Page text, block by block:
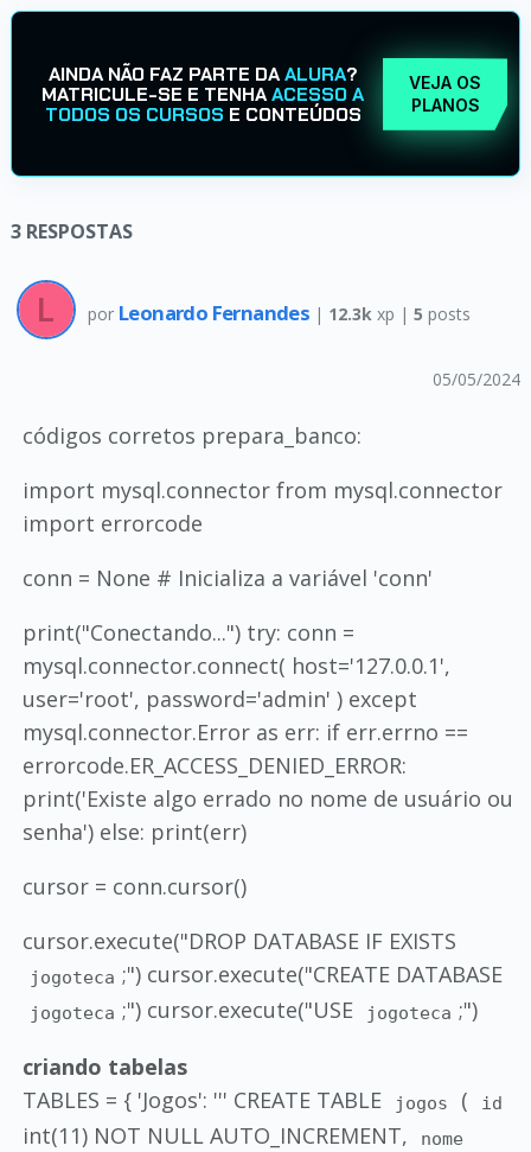
AINDA NÃO FAZ PARTE DAALURA?
MATRICULE-SE E TENHAACESSO A
TODOS OS CURSOS E CONTEÚDOS
VEJA OS
PLANOS
3 RESPOSTAS
por Leonardo Fernandes | 12.3kxp | 5 posts
05/05/2024
códigos corretos prepara_banco:
import mysql.connector from mysql.connector
import errorcode
conn = None # Inicializa a variável 'conn'
print("Conectando...") try: conn =
mysql.connector.connect( host='127.0.0.1',
user='root', password='admin' ) except
mysql.connector.Error as err: if err.errno ==
errorcode.ER_ACCESS_DENIED_ERROR:
print('Existe algo errado no nome de usuário ou
senha') else: print(err)
cursor = conn.cursor()
cursor.execute("DROP DATABASE IF EXISTS
jogoteca ;") cursor.execute("CREATE DATABASE
jogoteca ;") cursor.execute("USE jogoteca ;")
criando tabelas
TABLES = { 'Jogos': ''' CREATE TABLE
jogos ( id
int(11) NOT NULL AUTO_INCREMENT, nome